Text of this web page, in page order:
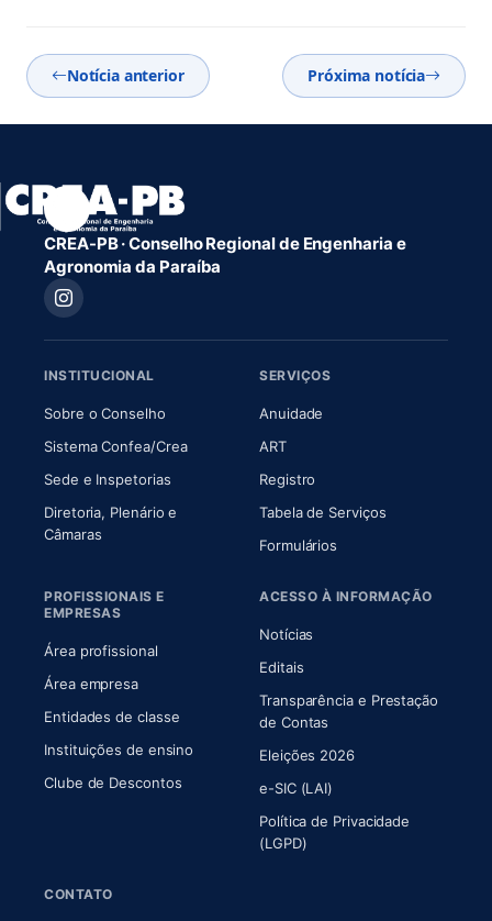
Notícia anterior Próxima notícia
CREA-PB · Conselho Regional de Engenharia e
Agronomia da Paraíba
INSTITUCIONAL
Sobre o Conselho(abre em nova aba)
Sistema Confea/Crea(abre em nova aba)
Sede e Inspetorias
Diretoria, Plenário e
Câmaras(abre em nova aba)
SERVIÇOS
Anuidade
ART(abre em nova aba)
Registro
Tabela de Serviços
Formulários
PROFISSIONAIS E
EMPRESAS
Área profissional
Área empresa
Entidades de classe
Instituições de ensino
Clube de Descontos
ACESSO À INFORMAÇÃO
Notícias
Editais
Transparência e Prestação
de Contas
Eleições 2026
e-SIC (LAI)
Política de Privacidade
(LGPD)
CONTATO